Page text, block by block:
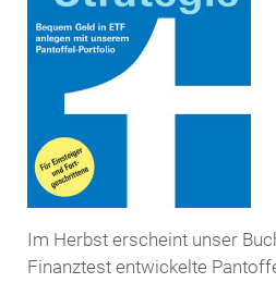
Im Herbst erscheint unser
Finanztest entwickelte